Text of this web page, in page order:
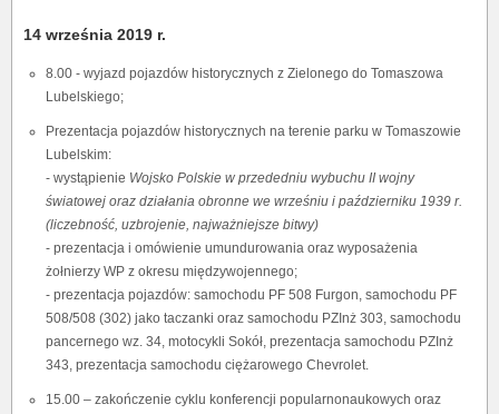
14 września 2019 r.
8.00 - wyjazd pojazdów historycznych z Zielonego do Tomaszowa
Lubelskiego;
Prezentacja pojazdów historycznych na terenie parku w Tomaszowie
Lubelskim:
- wystąpienie Wojsko Polskie w przededniu wybuchu II wojny
światowej oraz działania obronne we wrześniu i październiku 1939 r.
(liczebność, uzbrojenie, najważniejsze bitwy)
- prezentacja i omówienie umundurowania oraz wyposażenia
żołnierzy WP z okresu międzywojennego;
- prezentacja pojazdów: samochodu PF 508 Furgon, samochodu PF
508/508 (302) jako taczanki oraz samochodu PZInż 303, samochodu
pancernego wz. 34, motocykli Sokół, prezentacja samochodu PZInż
343, prezentacja samochodu ciężarowego Chevrolet.
15.00 – zakończenie cyklu konferencji popularnonaukowych oraz